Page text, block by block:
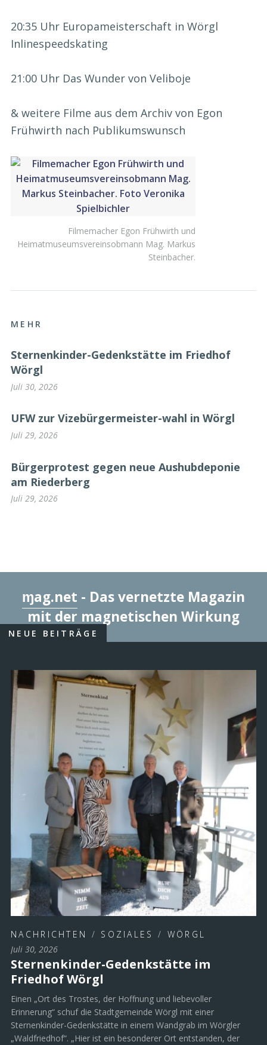
20:35 Uhr Europameisterschaft in Wörgl
Inlinespeedskating
21:00 Uhr Das Wunder von Veliboje
& weitere Filme aus dem Archiv von Egon
Frühwirth nach Publikumswunsch
Filmemacher Egon Frühwirth und
Heimatmuseumsvereinsobmann Mag. Markus
Steinbacher.
MEHR
Sternenkinder-Gedenkstätte im Friedhof
Wörgl
Juli 30, 2026
UFW zur Vizebürgermeister-wahl in Wörgl
Juli 29, 2026
Bürgerprotest gegen neue Aushubdeponie
am Riederberg
Juli 29, 2026
ɱag.net - Das vernetzte Magazin
mit der magnetischen Wirkung
NEUE BEITRÄGE
NACHRICHTEN / SOZIALES / WÖRGL
Juli 30, 2026
Sternenkinder-Gedenkstätte im
Friedhof Wörgl
Einen „Ort des Trostes, der Hoffnung und liebevoller
Erinnerung“ schuf die Stadtgemeinde Wörgl mit einer
Sternenkinder-Gedenkstätte in einem Wandgrab im Wörgler
„Waldfriedhof“. „Hier ist ein besonderer Ort entstanden, der